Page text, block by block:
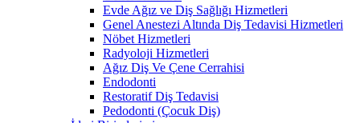
Evde Ağız ve Diş Sağlığı Hizmetleri
Genel Anestezi Altında Diş Tedavisi Hizmetleri
Nöbet Hizmetleri
Radyoloji Hizmetleri
Ağız Diş Ve Çene Cerrahisi
Endodonti
Restoratif Diş Tedavisi
Pedodonti (Çocuk Diş)